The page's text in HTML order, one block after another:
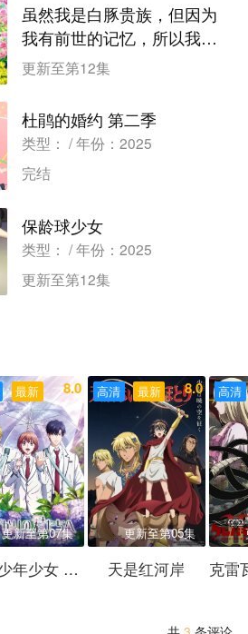
虽然我是白豚贵族，但因为
我有前世的记忆，所以我在
养育弱小的弟弟
类型： / 年份：2025
更新至第12集
杜鹃的婚约 第二季
类型： / 年份：2025
完结
保龄球少女
类型： / 年份：2025
更新至第12集
最新 8.0
更新至第07集
花样少年少女 第2季
最新
高清 8.0
更新至第05集
天是红河岸
高清